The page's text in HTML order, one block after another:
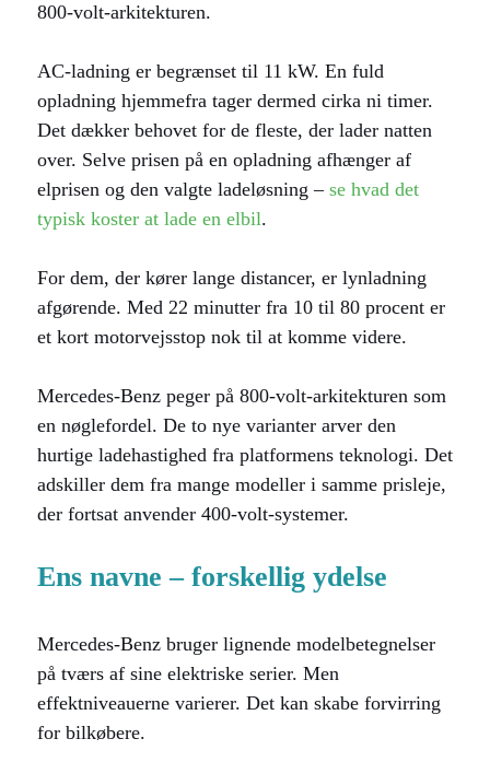
800-volt-arkitekturen.
AC-ladning er begrænset til 11 kW. En fuld
opladning hjemmefra tager dermed cirka ni timer.
Det dækker behovet for de fleste, der lader natten
over. Selve prisen på en opladning afhænger af
elprisen og den valgte ladeløsning – se hvad det
typisk koster at lade en elbil.
For dem, der kører lange distancer, er lynladning
afgørende. Med 22 minutter fra 10 til 80 procent er
et kort motorvejsstop nok til at komme videre.
Mercedes-Benz peger på 800-volt-arkitekturen som
en nøglefordel. De to nye varianter arver den
hurtige ladehastighed fra platformens teknologi. Det
adskiller dem fra mange modeller i samme prisleje,
der fortsat anvender 400-volt-systemer.
Ens navne – forskellig ydelse
Mercedes-Benz bruger lignende modelbetegnelser
på tværs af sine elektriske serier. Men
effektniveauerne varierer. Det kan skabe forvirring
for bilkøbere.